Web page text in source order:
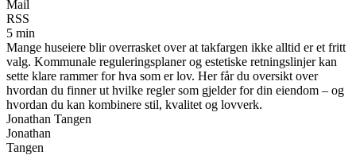
Mail
RSS
5 min
Mange huseiere blir overrasket over at takfargen ikke alltid er et fritt
valg. Kommunale reguleringsplaner og estetiske retningslinjer kan
sette klare rammer for hva som er lov. Her får du oversikt over
hvordan du finner ut hvilke regler som gjelder for din eiendom – og
hvordan du kan kombinere stil, kvalitet og lovverk.
Jonathan Tangen
Jonathan
Tangen